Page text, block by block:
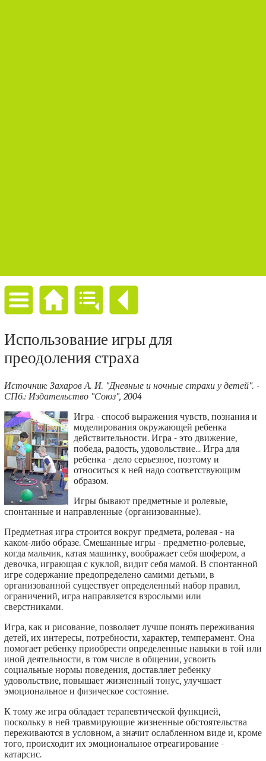
Использование игры для
преодоления страха
Источник: Захаров А. И. "Дневные и ночные страхи у детей". -
СПб.: Издательство "Союз", 2004
Игра - способ выражения чувств, познания и
моделирования окружающей ребенка
действительности. Игра - это движение,
победа, радость, удовольствие... Игра для
ребенка - дело серьезное, поэтому и
относиться к ней надо соответствующим
образом.
Игры бывают предметные и ролевые,
спонтанные и направленные (организованные).
Предметная игра строится вокруг предмета, ролевая - на
каком-либо образе. Смешанные игры - предметно-ролевые,
когда мальчик, катая машинку, воображает себя шофером, а
девочка, играющая с куклой, видит себя мамой. В спонтанной
игре содержание предопределено самими детьми, в
организованной существует определенный набор правил,
ограничений, игра направляется взрослыми или
сверстниками.
Игра, как и рисование, позволяет лучше понять переживания
детей, их интересы, потребности, характер, темперамент. Она
помогает ребенку приобрести определенные навыки в той или
иной деятельности, в том числе в общении, усвоить
социальные нормы поведения, доставляет ребенку
удовольствие, повышает жизненный тонус, улучшает
эмоциональное и физическое состояние.
К тому же игра обладает терапевтической функцией,
поскольку в ней травмирующие жизненные обстоятельства
переживаются в условном, а значит ослабленном виде и, кроме
того, происходит их эмоциональное отреагирование -
катарсис.